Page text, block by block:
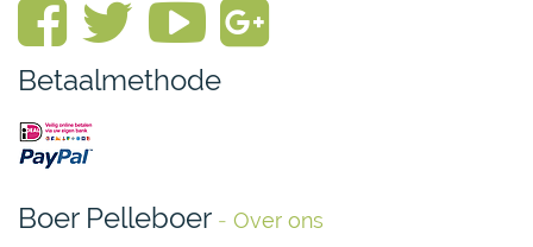
Betaalmethode
Boer Pelleboer - Over ons